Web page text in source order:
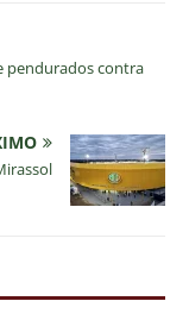
pendurados contra